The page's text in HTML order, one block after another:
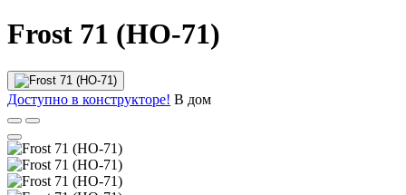
Frost 71 (НО-71)
Доступно в конструкторе! В дом